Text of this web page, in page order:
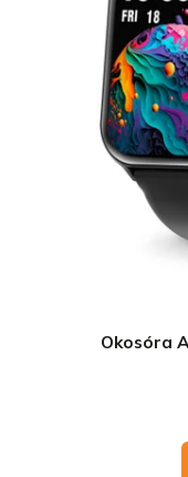
Okosóra